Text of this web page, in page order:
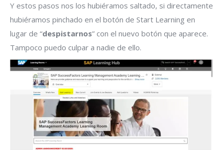
Y estos pasos nos los hubiéramos saltado, si directamente
hubiéramos pinchado en el botón de Start Learning en
lugar de “despistarnos” con el nuevo botón que aparece.
Tampoco puedo culpar a nadie de ello.